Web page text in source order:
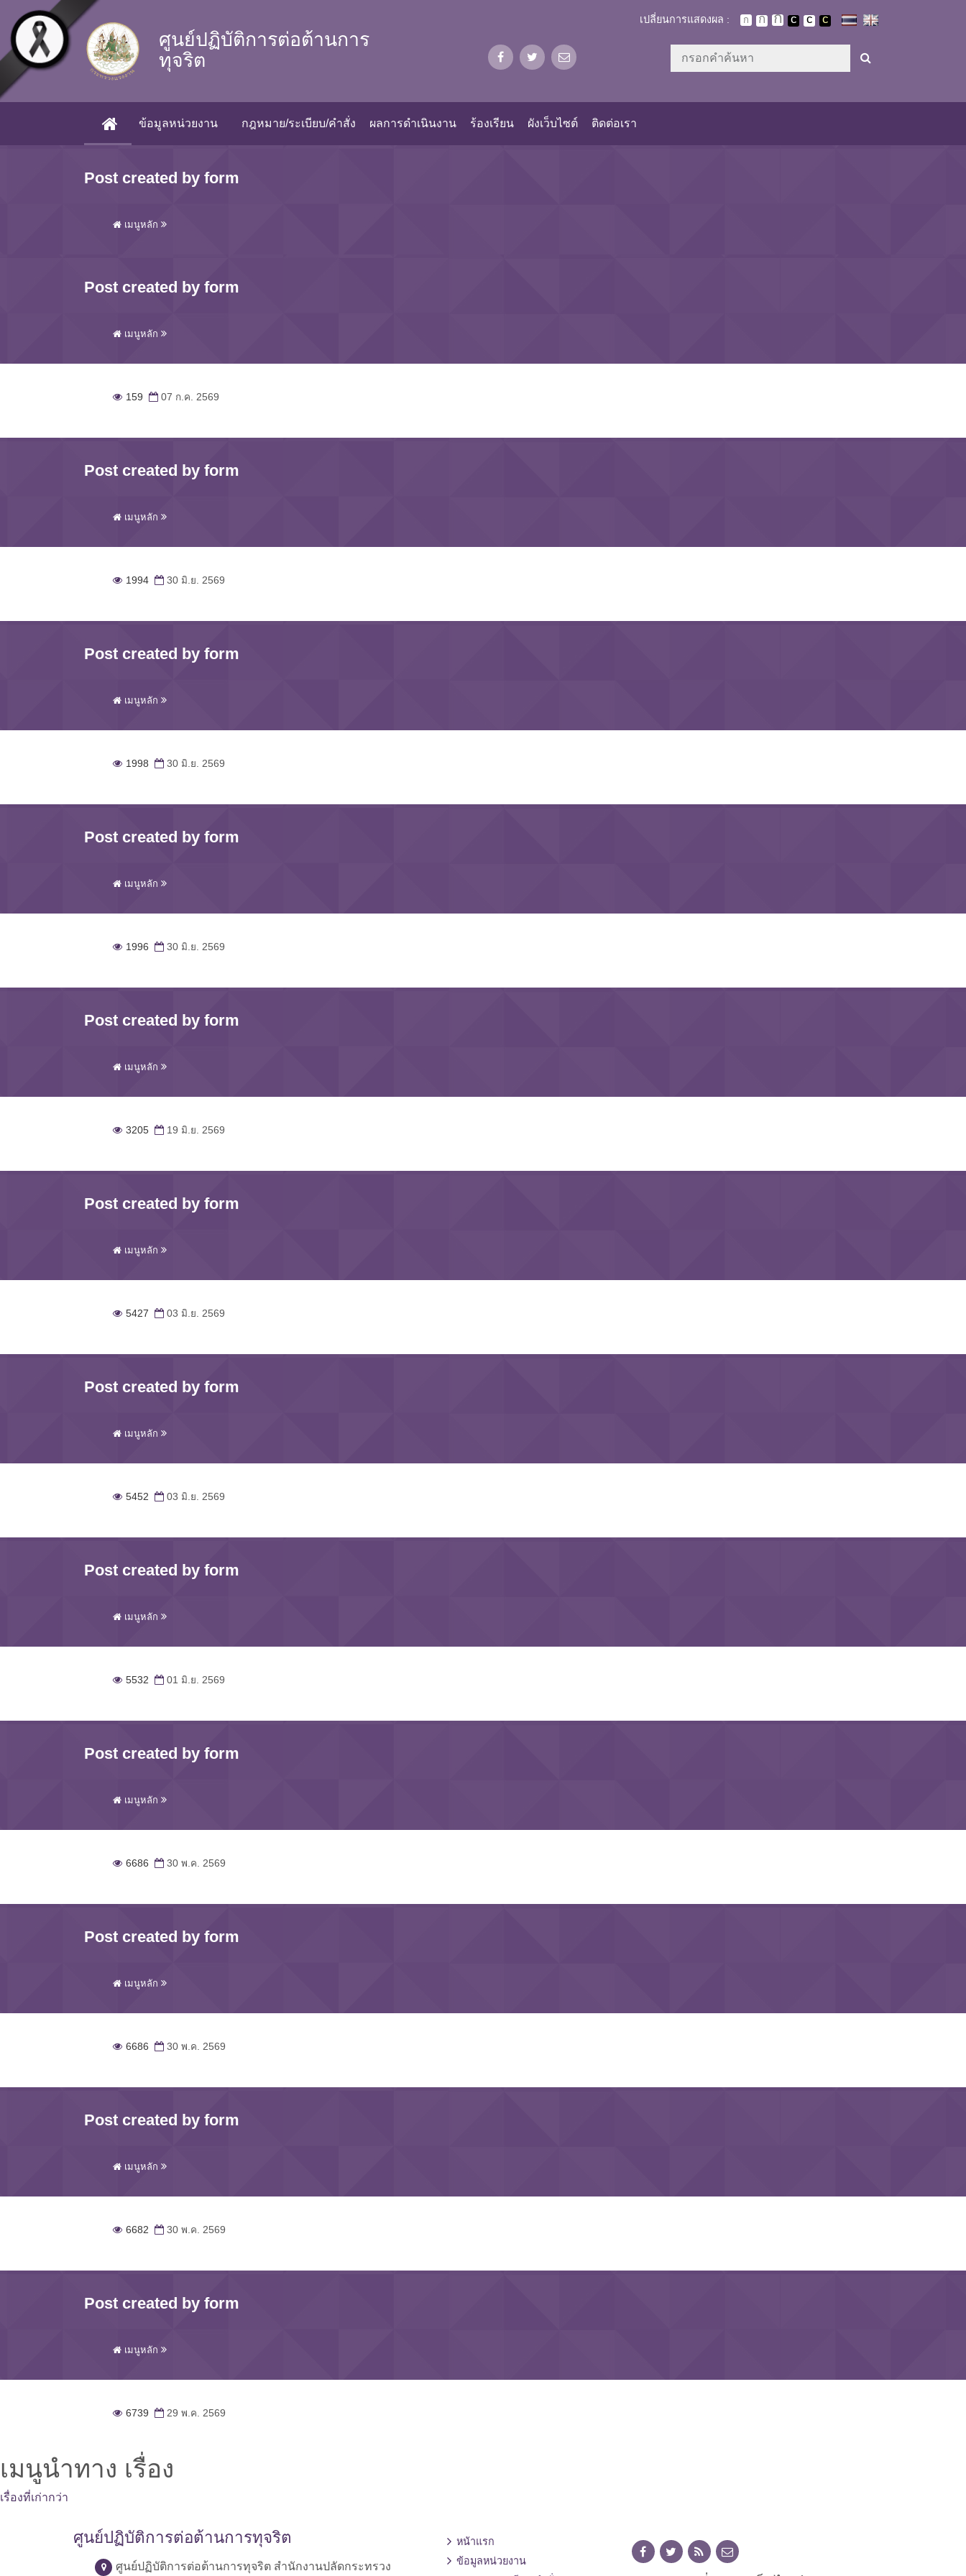
Skip to main content
ศูนย์ปฏิบัติการต่อต้านการ
ทุจริต
เปลี่ยนการแสดงผล :
(CURRENT)
ข้อมูลหน่วยงาน กฎหมาย/ระเบียบ/คำสั่ง ผลการดำเนินงาน ร้องเรียน ผังเว็บไซต์ ติดต่อเรา
Post created by form
เมนูหลัก
Post created by form
เมนูหลัก
159 07 ก.ค. 2569
Post created by form
เมนูหลัก
1994 30 มิ.ย. 2569
Post created by form
เมนูหลัก
1998 30 มิ.ย. 2569
Post created by form
เมนูหลัก
1996 30 มิ.ย. 2569
Post created by form
เมนูหลัก
3205 19 มิ.ย. 2569
Post created by form
เมนูหลัก
5427 03 มิ.ย. 2569
Post created by form
เมนูหลัก
5452 03 มิ.ย. 2569
Post created by form
เมนูหลัก
5532 01 มิ.ย. 2569
Post created by form
เมนูหลัก
6686 30 พ.ค. 2569
Post created by form
เมนูหลัก
6686 30 พ.ค. 2569
Post created by form
เมนูหลัก
6682 30 พ.ค. 2569
Post created by form
เมนูหลัก
6739 29 พ.ค. 2569
เมนูนำทาง เรื่อง
เรื่องที่เก่ากว่า
ศูนย์ปฏิบัติการต่อต้านการทุจริต
ศูนย์ปฏิบัติการต่อต้านการทุจริต สำนักงานปลัดกระทรวง
หน้าแรก
ข้อมูลหน่วยงาน